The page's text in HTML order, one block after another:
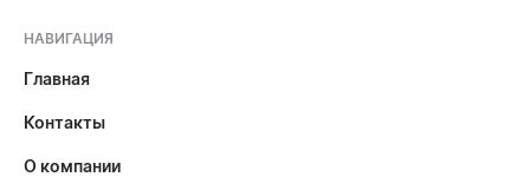
НАВИГАЦИЯ
Главная
Контакты
О компании